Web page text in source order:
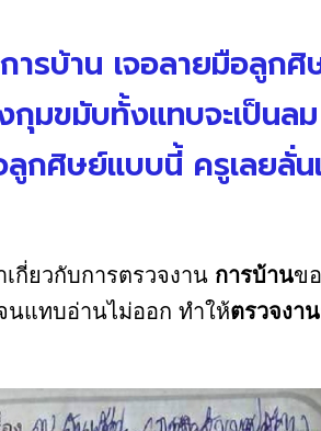
รบ้าน เจอลายมือลูก
มขมับทั้งแทบจะเป็นล
ลูกศิษย์แบบนี้ ครูเลยลั่
กี่ยวกับการตรวจงาน การบ้านข
นแทบอ่านไม่ออก ทำให้ตรวจงาน